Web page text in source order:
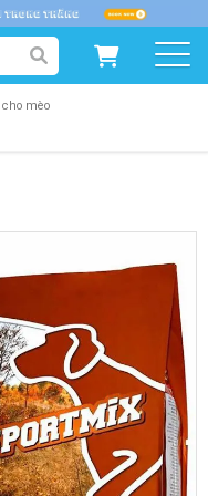
PHẨM
PHẨM DÀNH CHO CHÓ
mèo